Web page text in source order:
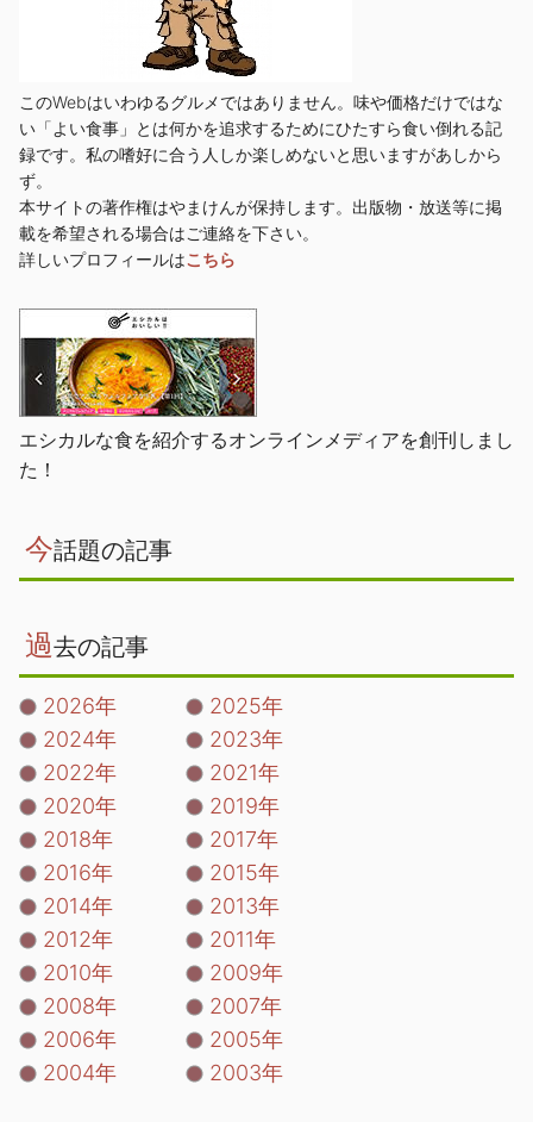
このWebはいわゆるグルメではありません。味や価格だけではな
い「よい食事」とは何かを追求するためにひたすら食い倒れる記
録です。私の嗜好に合う人しか楽しめないと思いますがあしから
ず。
本サイトの著作権はやまけんが保持します。出版物・放送等に掲
載を希望される場合はご連絡を下さい。
詳しいプロフィールはこちら
エシカルな食を紹介するオンラインメディアを創刊しまし
た！
今話題の記事
過去の記事
2026年
2025年
2024年
2023年
2022年
2021年
2020年
2019年
2018年
2017年
2016年
2015年
2014年
2013年
2012年
2011年
2010年
2009年
2008年
2007年
2006年
2005年
2004年
2003年